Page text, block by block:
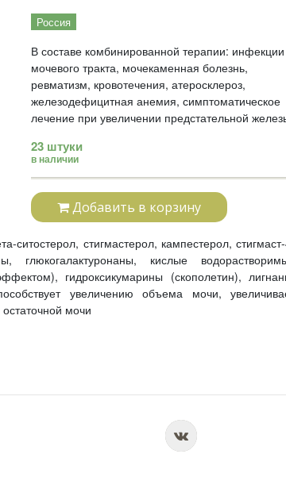
Россия
В составе комбинированной терапии: инфекции
мочевого тракта, мочекаменная болезнь,
ревматизм, кровотечения, атеросклероз,
железодефицитная анемия, симптоматическое
лечение при увеличении предстательной
23 штуки
в наличии
Добавить в корзину
ситостерол, стигмастерол, кампестерол,
глюкогалактуронаны, кислые
гидроксикумарины (скополетин),
увеличению объема мочи,
мочи